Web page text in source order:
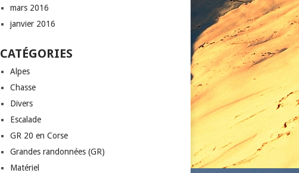
mars 2016
janvier 2016
CATÉGORIES
Alpes
Chasse
Divers
Escalade
GR 20 en Corse
Grandes randonnées (GR)
Matériel